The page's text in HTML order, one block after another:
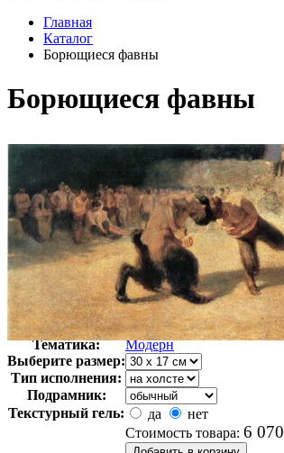
Главная
Каталог
Борющиеся фавны
Борющиеся фавны
Автор:
Штук Франц фон
Арт-стиль
Немецкая живопись
Тематика:
Модерн
Выберите размер:
Тип исполнения:
Подрамник:
Текстурный гель:
да
нет
Стоимость товара: 6 070